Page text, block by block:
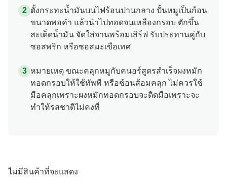
ตั้งกระทะน้ำมันบนไฟร้อนปานกลาง ปั้นหมูเป็นก้อน
ขนาดพอคำ แล้วนำไปทอดจนเหลืองกรอบ ตักขึ้น
สะเด็ดน้ำมัน จัดใส่จานพร้อมเสิร์ฟ รับประทานคู่กับ
ซอสพริก หรือซอสมะเขือเทศ
หมายเหตุ ขณะคลุกหมูกับคนอร์สูตรสำเร็จผงหมัก
ทอดกรอบให้ใช้ทัพพี หรือช้อนส้อมคลุก ไม่ควรใช้
มือคลุกเพราะผงหมักทอดกรอบจะติดมือเพราะจะ
ทำให้รสชาติไม่คงที่
ไม่มีสินค้าที่จะแสดง